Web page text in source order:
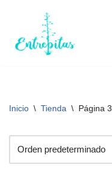
al
Inicio \ Tienda \ Página 3